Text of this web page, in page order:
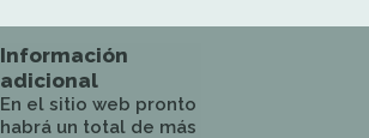
Información
adicional
En el sitio web pronto
habrá un total de más